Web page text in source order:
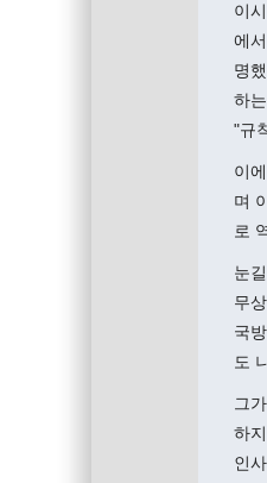
이
에
명
하
"규
이
며
로
눈
무
국
도
그
하
인